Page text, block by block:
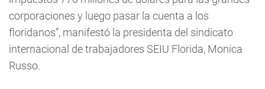
corporaciones y luego pasar la cuenta a los
floridanos”, manifestó la presidenta del sindicato
internacional de trabajadores SEIU Florida, Monica
Russo.